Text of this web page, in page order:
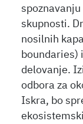
skupnosti.
nosilnih
boundaries)
delovanje.
odbora za
Iskra, bo